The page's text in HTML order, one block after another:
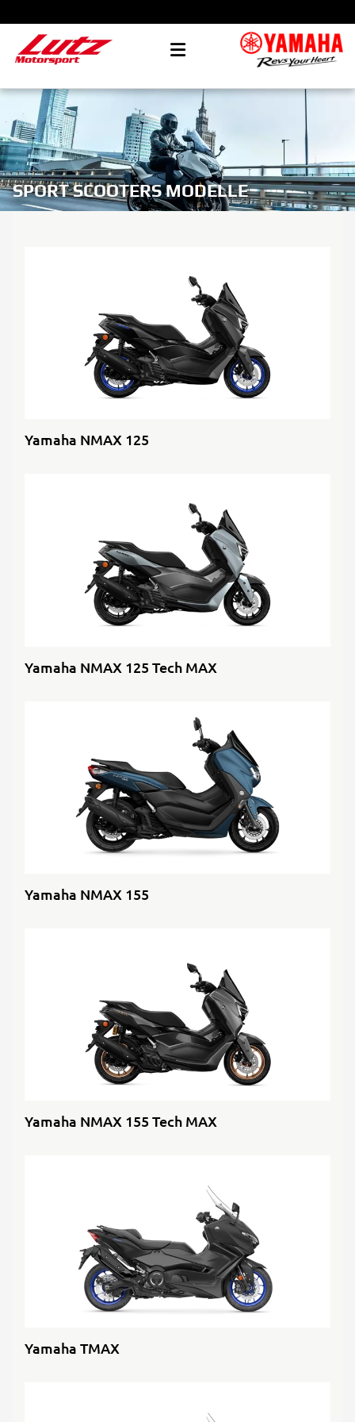
SPORT SCOOTERS MODELLE
Yamaha NMAX 125
Yamaha NMAX 125 Tech MAX
Yamaha NMAX 155
Yamaha NMAX 155 Tech MAX
Yamaha TMAX